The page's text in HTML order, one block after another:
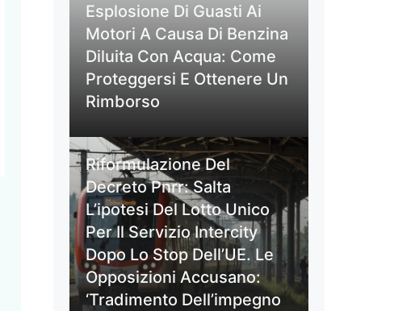
Esplosione Di Guasti Ai
Motori A Causa Di Benzina
Diluita Con Acqua: Come
Proteggersi E Ottenere Un
Rimborso
Riformulazione Del
Decreto Pnrr: Salta
L’ipotesi Del Lotto Unico
Per Il Servizio Intercity
Dopo Lo Stop Dell’UE. Le
Opposizioni Accusano:
‘Tradimento Dell’impegno